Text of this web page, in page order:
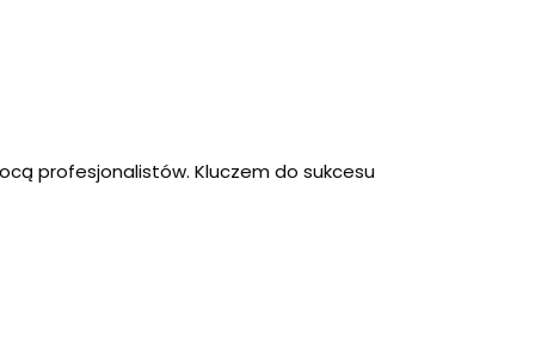
profesjonalistów. Kluczem do sukcesu